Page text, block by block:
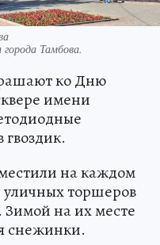
Тамбова.
ко Дню
имени
гвоздик.
на каждом
уличных торшеров
на их месте
снежинки.